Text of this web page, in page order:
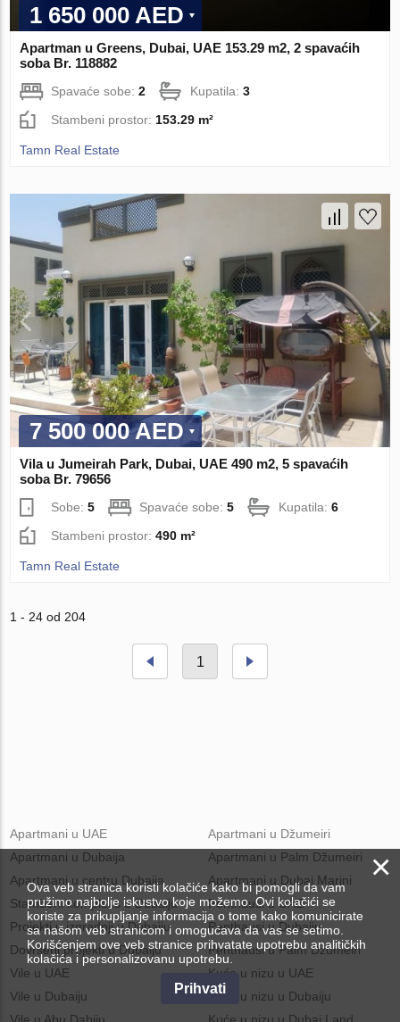
1 650 000 AED
Apartman u Greens, Dubai, UAE 153.29 m2, 2 spavaćih
soba Br. 118882
Spavaće sobe:2 Kupatila:3
Stambeni prostor: 153.29 m²
Tamn Real Estate
7 500 000 AED
Vila u Jumeirah Park, Dubai, UAE 490 m2, 5 spavaćih
soba Br. 79656
Sobe:5 Spavaće sobe:5 Kupatila:6
Stambeni prostor:490 m²
Tamn Real Estate
1 - 24 od 204
1
Apartmani u UAE
Apartmani u Dubaija
Apartmani u centru Dubaija
Apartmani u Džumeiri
Apartmani u Palm Džumeiri
Apartmani u Dubai Marini
Stambeni kompleks u Dubaiju
Projekti u izgradnji u Dubaiju
Dovršeni projekti u Dubaiju
Penthausi u UAE
Penthausi u Dubaiju
Penthausi u Palm Džumeiri
Vile u UAE
Vile u Dubaiju
Vile u Abu Dabiju
Kuće u nizu u UAE
Kuće u nizu u Dubaiju
Kuće u nizu u Dubai Land
×
Ova veb stranica koristi kolačiće kako bi pomogli da vam
pružimo najbolje iskustvo koje možemo. Ovi kolačići se
koriste za prikupljanje informacija o tome kako komunicirate
sa našom veb stranicom i omogućava da vas se setimo.
Korišćenjem ove veb stranice prihvatate upotrebu analitičkih
kolačića i personalizovanu upotrebu.
Prihvati